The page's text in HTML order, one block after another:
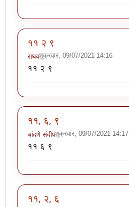
११ २ ९
राघवशुक्रवार, 09/07/2021 14:16
११ २ ९
११, ६, ९
चांदणे संदीपशुक्रवार, 09/07/2021 14:17
११ ६ ९
११, २, ६